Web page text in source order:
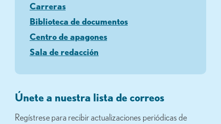
Carreras
Biblioteca de documentos
Centro de apagones
Sala de redacción
Únete a nuestra lista de correos
Regístrese para recibir actualizaciones periódicas de